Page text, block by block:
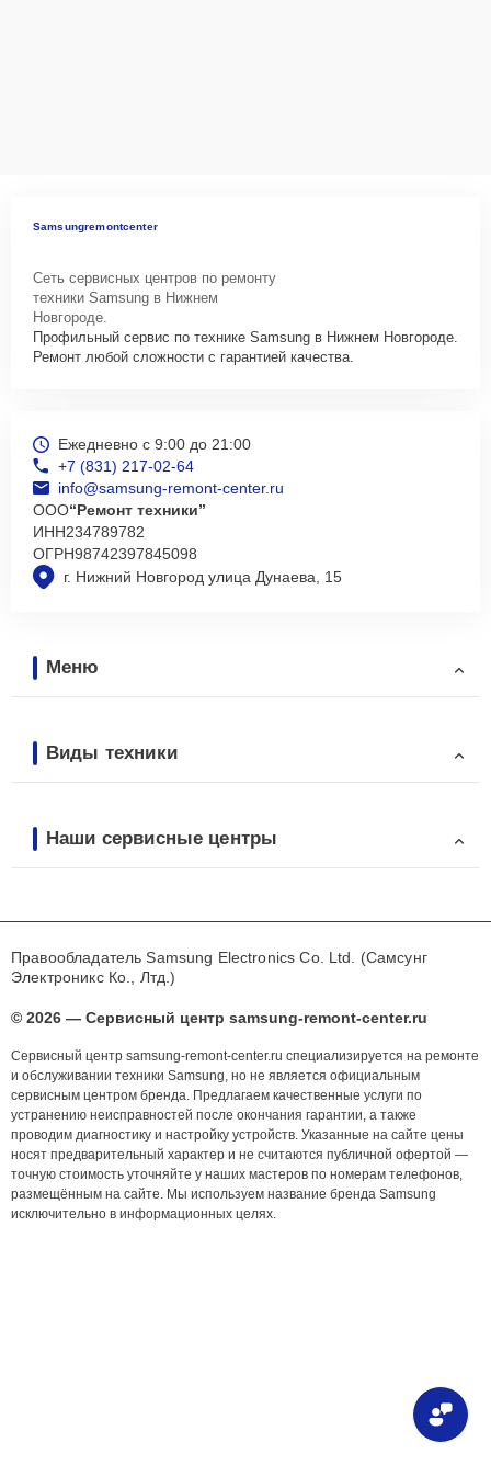
Samsungremontcenter
Сеть сервисных центров по ремонту
техники Samsung в Нижнем
Новгороде.
Профильный сервис по технике Samsung в Нижнем Новгороде.
Ремонт любой сложности с гарантией качества.
г. Нижний Новгород улица Дунаева, 15
Ежедневно с 9:00 до 21:00
+7 (831) 217-02-64
info@samsung-remont-center.ru
ООО“Ремонт техники”
ИНН234789782
ОГРН98742397845098
Меню
Виды техники
Наши сервисные центры
Правообладатель Samsung Electronics Co. Ltd. (Самсунг
Электроникс Ко., Лтд.)
© 2026 — Сервисный центр samsung-remont-center.ru
Сервисный центр samsung-remont-center.ru специализируется на ремонте
и обслуживании техники Samsung, но не является официальным
сервисным центром бренда. Предлагаем качественные услуги по
устранению неисправностей после окончания гарантии, а также
проводим диагностику и настройку устройств. Указанные на сайте цены
носят предварительный характер и не считаются публичной офертой —
точную стоимость уточняйте у наших мастеров по номерам телефонов,
размещённым на сайте. Мы используем название бренда Samsung
исключительно в информационных целях.